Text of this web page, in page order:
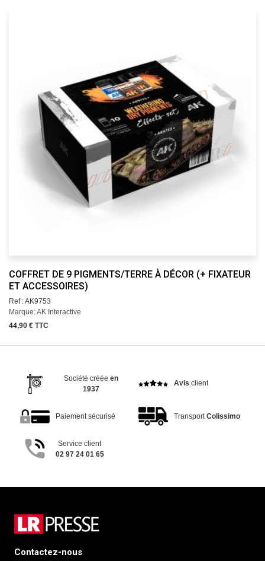
COFFRET DE 9 PIGMENTS/TERRE À DÉCOR (+ FIXATEUR
ET ACCESSOIRES)
Ref : AK9753
Marque: AK Interactive
44,90 € TTC
Société créée en
1937
Avis client
Paiement sécurisé TransportColissimo
Service client
02 97 24 01 65
Contactez-nous